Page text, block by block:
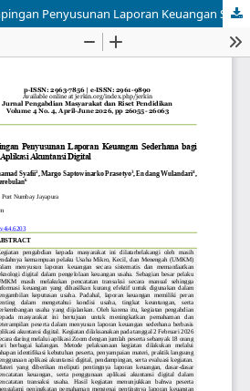
Pelatihan dan Pendampingan Penyusunan Laporan Keuangan Sederhana bagi Pelaku UMKM Berbasis Aplikasi Akuntansi Digital